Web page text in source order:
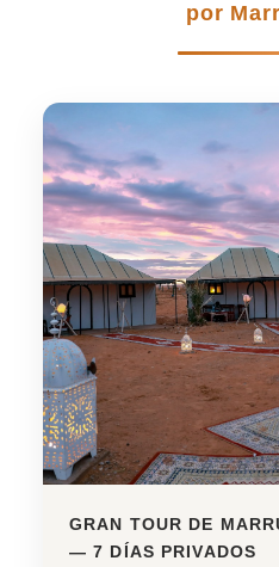
por
GRAN TOUR DE
— 7 DÍAS PRIVADOS